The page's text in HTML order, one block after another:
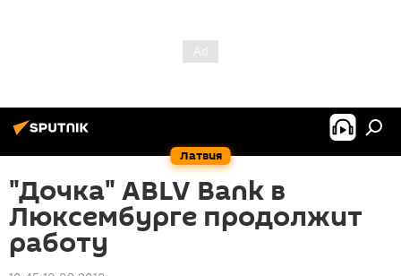
Латвия
"Дочка" ABLV Bank в
Люксембурге продолжит
работу